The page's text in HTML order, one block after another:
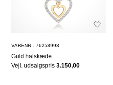
VARENR.: 76258993
Guld halskæde
Vejl. udsalgspris 3.150,00